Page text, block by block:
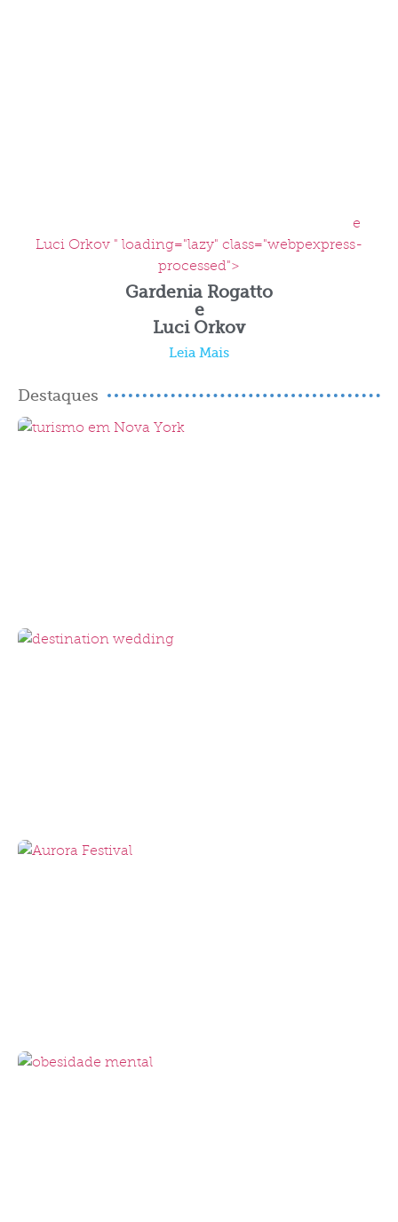
e
Luci Orkov " loading="lazy" class="webpexpress-
processed">
Gardenia Rogatto
e
Luci Orkov
Leia Mais
Destaques